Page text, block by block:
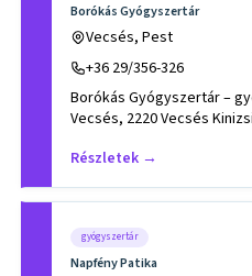
Borókás Gyógyszertár
Vecsés, Pest
+36 29/356-326
Borókás Gyógyszertár –
Vecsés, 2220 Vecsés
Részletek →
gyógyszertár
Napfény Patika